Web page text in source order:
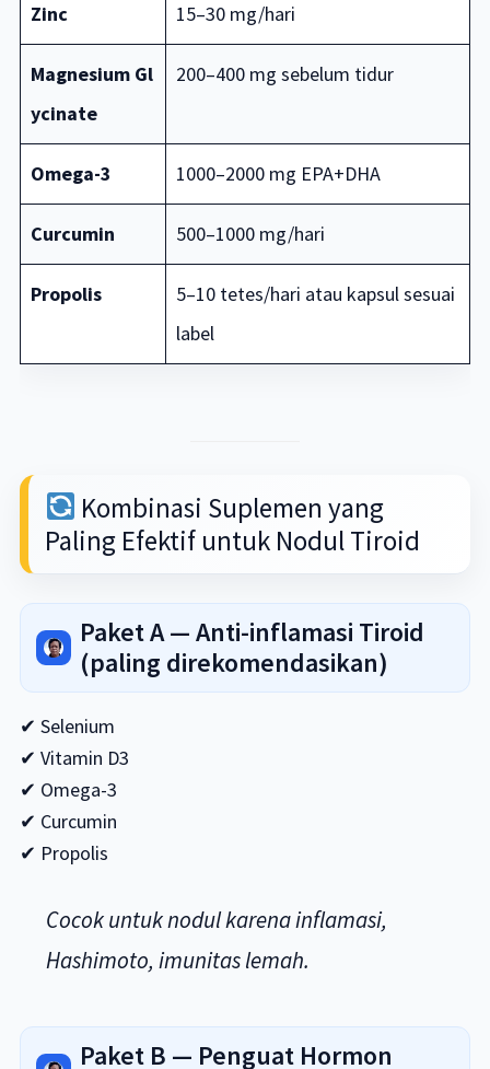
Zinc 15–30 mg/hari
Magnesium Gl
ycinate
200–400 mg sebelum tidur
Omega-3 1000–2000 mg EPA+DHA
Curcumin 500–1000 mg/hari
Propolis
5–10 tetes/hari atau kapsul sesuai
label
Kombinasi Suplemen yang
Paling Efektif untuk Nodul Tiroid
Paket A — Anti-inflamasi Tiroid
(paling direkomendasikan)
✔ Selenium
✔ Vitamin D3
✔ Omega-3
✔ Curcumin
✔ Propolis
Cocok untuk nodul karena inflamasi,
Hashimoto, imunitas lemah.
Paket B — Penguat Hormon